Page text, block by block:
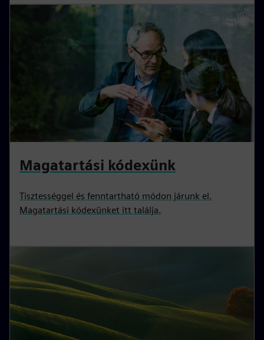
Magatartási kódexünk
Tisztességgel és fenntartható módon járunk el.
Magatartási kódexünket itt találja.